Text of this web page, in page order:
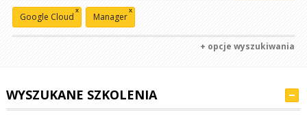
Google Cloud
x
Manager
x
+ opcje wyszukiwania
WYSZUKANE SZKOLENIA